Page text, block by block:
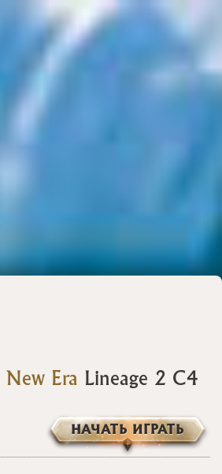
New Era Lineage 2 C4
НАЧАТЬ ИГРАТЬ